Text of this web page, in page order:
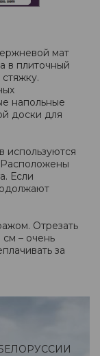
мат
в плиточный
напольные
доски для
используются
Если
Отрезать
– очень
за